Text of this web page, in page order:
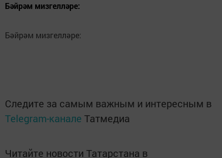
Бәйрәм мизгелләре:
Бәйрәм мизгелләре:
Следите за самым важным и интересным в
Telegram-канале Татмедиа
Читайте новости Татарстана в